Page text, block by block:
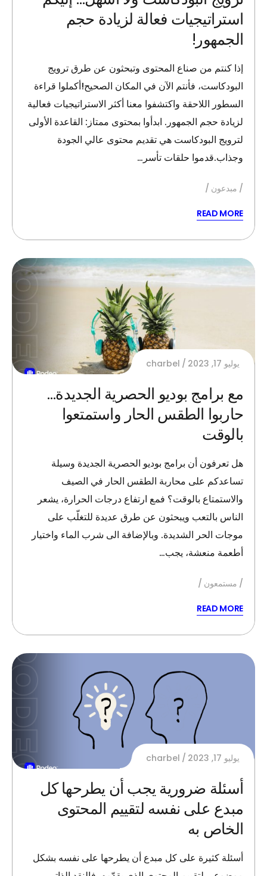
استراتيجيات فعالة لزيادة حجم
الجمهور!
إذا كنتم من صناع المحتوى وتبحثون عن طرق ترويج
البودكاست، فأنتم الآن في المكان الصحيح!أكملوا قراءة
السطور اللاحقة واكتشفوا معنا أكثر الاستراتيجيات فعالية
لزيادة حجم الجمهور. ابدأوا بمحتوى ممتاز: القاعدة الأولى
لترويج البودكاست هي تقديم محتوى عالي الجودة
وجذاب.قدموا حلقات تأسر…
مبدعون
READ MORE
يوليو 17, 2023 charbel
مع برامج بوديو الحصرية الجديدة…
حاربوا الطقس الحار واستمتعوا
بالوقت
هل تعرفون أن برامج بوديو الحصرية الجديدة وسيلة
تساعدكم على محاربة الطقس الحار في الصيف
والاستمتاع بالوقت؟ فمع ارتفاع درجات الحرارة، يشعر
الناس بالتعب ويبحثون عن طرق عديدة للتغلّب على
موجات الحر الشديدة. وبالإضافة الى شرب الماء واختيار
أطعمة منعشة، يجب…
مستمعون
READ MORE
يوليو 17, 2023 charbel
أسئلة ضرورية يجب أن يطرحها كل
مبدع على نفسه لتقييم المحتوى
الخاص به
أسئلة كثيرة على كل مبدع أن يطرحها على نفسه بشكل